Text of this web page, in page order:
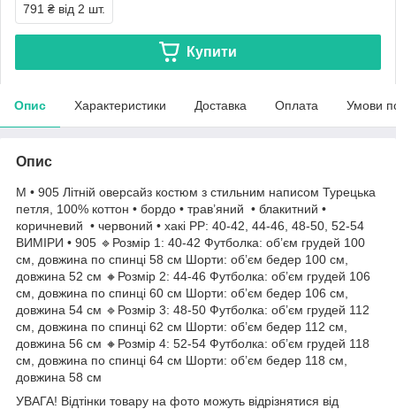
791 ₴ від 2 шт.
Купити
Опис Характеристики Доставка Оплата Умови
Опис
М • 905 Літній оверсайз костюм з стильним написом Турецька
петля, 100% коттон • бордо • трав’яний • блакитний •
коричневий • червоний • хакі РР: 40-42, 44-46, 48-50, 52-54
ВИМІРИ • 905 🔹Розмір 1: 40-42 Футболка: об’єм грудей 100
см, довжина по спинці 58 см Шорти: об’єм бедер 100 см,
довжина 52 см 🔸Розмір 2: 44-46 Футболка: об’єм грудей 106
см, довжина по спинці 60 см Шорти: об’єм бедер 106 см,
довжина 54 см 🔹Розмір 3: 48-50 Футболка: об’єм грудей 112
см, довжина по спинці 62 см Шорти: об’єм бедер 112 см,
довжина 56 см 🔸Розмір 4: 52-54 Футболка: об’єм грудей 118
см, довжина по спинці 64 см Шорти: об’єм бедер 118 см,
довжина 58 см
УВАГА! Відтінки товару на фото можуть відрізнятися від